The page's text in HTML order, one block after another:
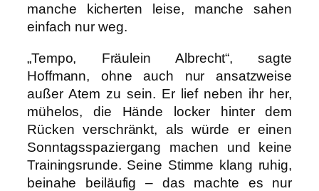
manche kicherten leise, manche sahen
einfach nur weg.
„Tempo, Fräulein Albrecht“, sagte
Hoffmann, ohne auch nur ansatzweise
außer Atem zu sein. Er lief neben ihr her,
mühelos, die Hände locker hinter dem
Rücken verschränkt, als würde er einen
Sonntagsspaziergang machen und keine
Trainingsrunde. Seine Stimme klang ruhig,
beinahe beiläufig – das machte es nur